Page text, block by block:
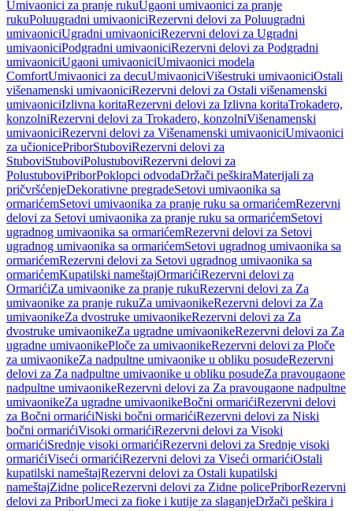
Umivaonici za pranje rukuUgaoni umivaonici za pranje
rukuPoluugradni umivaoniciRezervni delovi za Poluugradni
umivaoniciUgradni umivaoniciRezervni delovi za Ugradni
umivaoniciPodgradni umivaoniciRezervni delovi za Podgradni
umivaoniciUgaoni umivaoniciUmivaonici modela
ComfortUmivaonici za decuUmivaoniciVišestruki umivaoniciOstali
višenamenski umivaoniciRezervni delovi za Ostali višenamenski
umivaoniciIzlivna koritaRezervni delovi za Izlivna koritaTrokadero,
konzolniRezervni delovi za Trokadero, konzolniVišenamenski
umivaoniciRezervni delovi za Višenamenski umivaoniciUmivaonici
za učionicePriborStuboviRezervni delovi za
StuboviStuboviPolustuboviRezervni delovi za
PolustuboviPriborPoklopci odvodaDržači peškiraMaterijali za
pričvršćenjeDekorativne pregradeSetovi umivaonika sa
ormarićemSetovi umivaonika za pranje ruku sa ormarićemRezervni
delovi za Setovi umivaonika za pranje ruku sa ormarićemSetovi
ugradnog umivaonika sa ormarićemRezervni delovi za Setovi
ugradnog umivaonika sa ormarićemSetovi ugradnog umivaonika sa
ormarićemRezervni delovi za Setovi ugradnog umivaonika sa
ormarićemKupatilski nameštajOrmarićiRezervni delovi za
OrmarićiZa umivaonike za pranje rukuRezervni delovi za Za
umivaonike za pranje rukuZa umivaonikeRezervni delovi za Za
umivaonikeZa dvostruke umivaonikeRezervni delovi za Za
dvostruke umivaonikeZa ugradne umivaonikeRezervni delovi za Za
ugradne umivaonikePloče za umivaonikeRezervni delovi za Ploče
za umivaonikeZa nadpultne umivaonike u obliku posudeRezervni
delovi za Za nadpultne umivaonike u obliku posudeZa pravougaone
nadpultne umivaonikeRezervni delovi za Za pravougaone nadpultne
umivaonikeZa ugradne umivaonikeBočni ormarićiRezervni delovi
za Bočni ormarićiNiski bočni ormarićiRezervni delovi za Niski
bočni ormarićiVisoki ormarićiRezervni delovi za Visoki
ormarićiSrednje visoki ormarićiRezervni delovi za Srednje visoki
ormarićiViseći ormarićiRezervni delovi za Viseći ormarićiOstali
kupatilski nameštajRezervni delovi za Ostali kupatilski
nameštajZidne policeRezervni delovi za Zidne policePriborRezervni
delovi za PriborUmeci za fioke i kutije za slaganjeDržači peškira i